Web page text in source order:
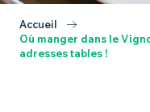
Accueil
Où manger dans le
adresses tables !